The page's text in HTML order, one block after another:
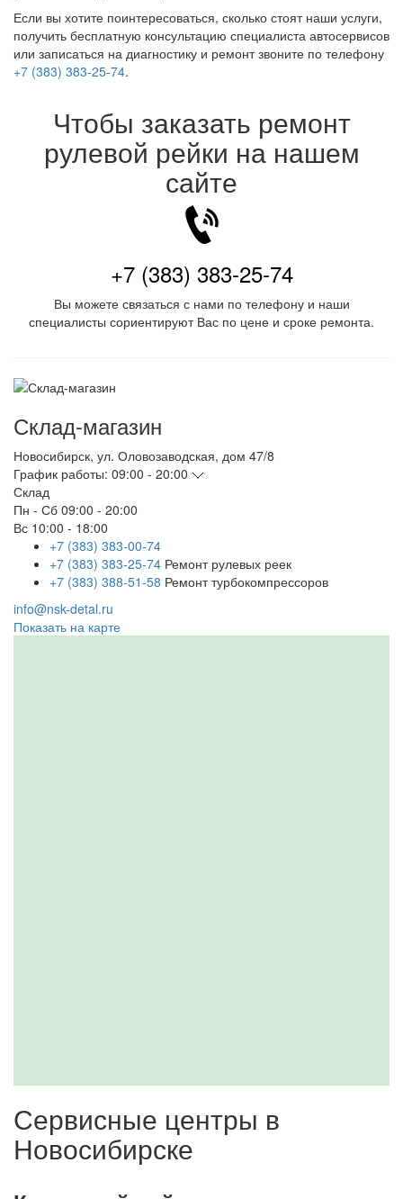
Если вы хотите поинтересоваться, сколько стоят наши услуги,
получить бесплатную консультацию специалиста автосервисов
или записаться на диагностику и ремонт звоните по телефону
+7 (383) 383-25-74.
Чтобы заказать ремонт
рулевой рейки на нашем
сайте
+7 (383) 383-25-74
Вы можете связаться с нами по телефону и наши
специалисты сориентируют Вас по цене и сроке ремонта.
Склад-магазин
Новосибирск, ул. Оловозаводская, дом 47/8
График работы: 09:00 - 20:00
Склад
Пн - Сб 09:00 - 20:00
Вс 10:00 - 18:00
+7 (383) 383-00-74
+7 (383) 383-25-74 Ремонт рулевых реек
+7 (383) 388-51-58 Ремонт турбокомпрессоров
info@nsk-detal.ru
Показать на карте
Сервисные центры в
Новосибирске